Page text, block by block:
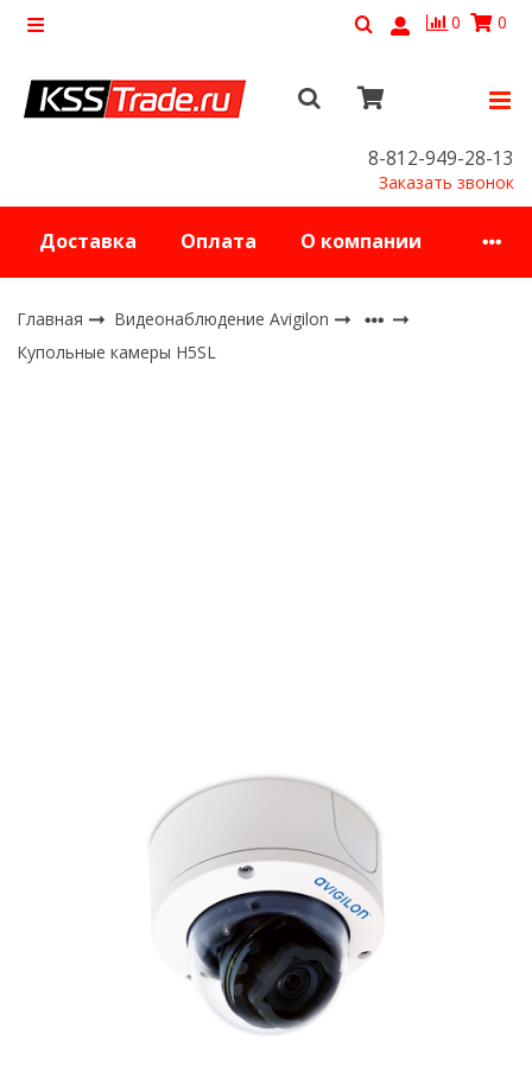
0 0
8-812-949-28-13
Заказать звонок
Доставка Оплата О компании
Главная
Видеонаблюдение Avigilon
Купольные камеры H5SL